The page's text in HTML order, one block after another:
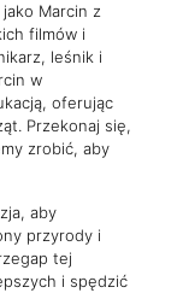
Marcin z
filmów i
leśnik i
w
oferując
Przekonaj się,
zrobić, aby
aby
przyrody i
tej
i spędzić